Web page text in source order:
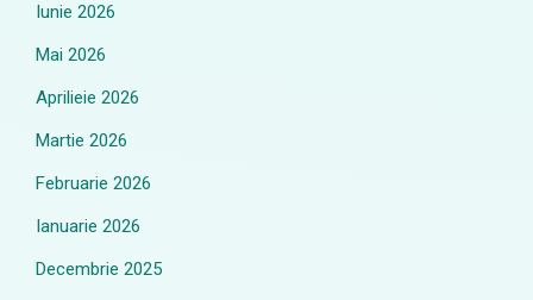
Iunie 2026
Mai 2026
Aprilieie 2026
Martie 2026
Februarie 2026
Ianuarie 2026
Decembrie 2025